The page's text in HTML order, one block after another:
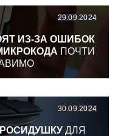
29.09.2024
ИЗ-ЗА ОШИБОК
ПОЧТИ
30.09.2024
ДЛЯ